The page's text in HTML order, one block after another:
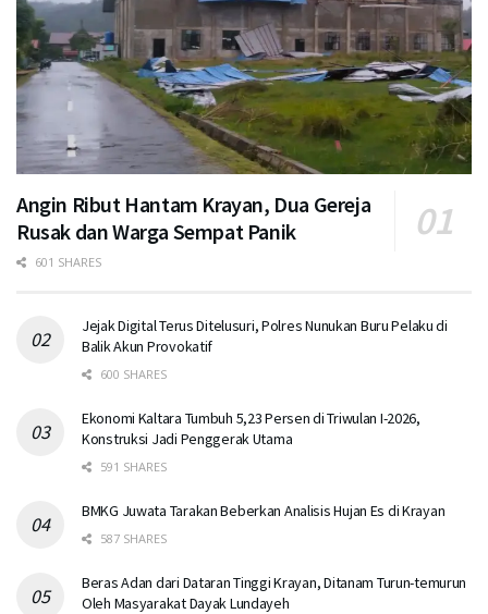
Angin Ribut Hantam Krayan, Dua Gereja
Rusak dan Warga Sempat Panik
601 SHARES
Jejak Digital Terus Ditelusuri, Polres Nunukan Buru Pelaku di
Balik Akun Provokatif
600 SHARES
Ekonomi Kaltara Tumbuh 5,23 Persen di Triwulan I-2026,
Konstruksi Jadi Penggerak Utama
591 SHARES
BMKG Juwata Tarakan Beberkan Analisis Hujan Es di Krayan
587 SHARES
Beras Adan dari Dataran Tinggi Krayan, Ditanam Turun-temurun
Oleh Masyarakat Dayak Lundayeh